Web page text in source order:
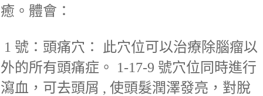
癒。體會：
1 號：頭痛穴： 此穴位可以治療除腦瘤以
外的所有頭痛症。 1-17-9 號穴位同時進行
瀉血，可去頭屑 , 使頭髮潤澤發亮，對脫